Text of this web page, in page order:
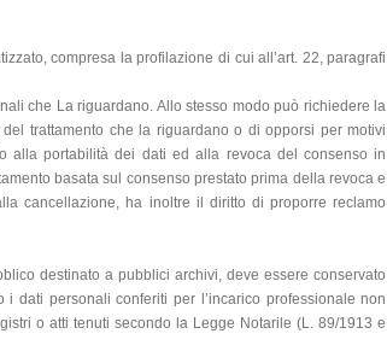
compresa la profilazione di cui all’art. 22, paragrafi
che La riguardano. Allo stesso modo può richiedere la
trattamento che la riguardano o di opporsi per motivi
alla portabilità dei dati ed alla revoca del consenso in
basata sul consenso prestato prima della revoca e
cancellazione, ha inoltre il diritto di proporre reclamo
destinato a pubblici archivi, deve essere conservato
dati personali conferiti per l’incarico professionale non
o atti tenuti secondo la Legge Notarile (L. 89/1913 e